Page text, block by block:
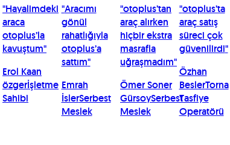
"Hayalimdeki
araca
otoplus’la
kavuştum"
Erol Kaan
özgerİşletme
Sahibi
"Aracımı
gönül
rahatlığıyla
otoplus’a
sattım"
Emrah
İslerSerbest
Meslek
"otoplus’tan
araç alırken
hiçbir ekstra
masrafla
uğraşmadım"
Ömer Soner
GürsoySerbest
Meslek
"otoplus’ta
araç satış
süreci çok
güvenilirdi"
Özhan
BeslerTorna
Tasfiye
Operatörü